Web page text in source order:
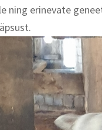
ning erinevate